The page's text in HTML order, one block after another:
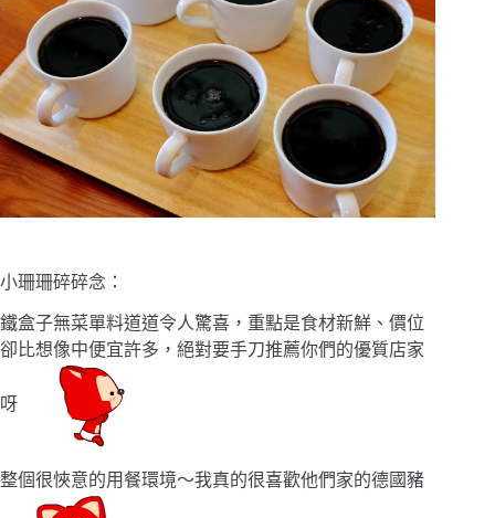
小珊珊碎碎念：
鐵盒子無菜單料道道令人驚喜，重點是食材新鮮、價位
卻比想像中便宜許多，絕對要手刀推薦你們的優質店家
呀
整個很悏意的用餐環境〜我真的很喜歡他們家的德國豬